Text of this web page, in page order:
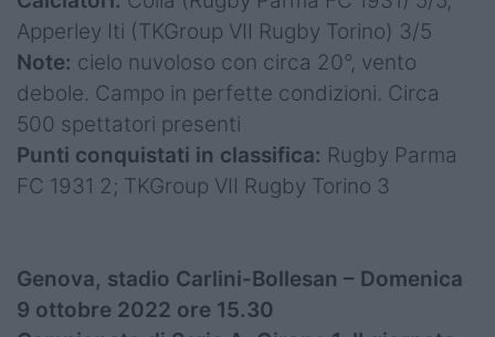
Apperley Iti (TKGroup VII Rugby Torino) 3/5
Note: cielo nuvoloso con circa 20°, vento
debole. Campo in perfette condizioni. Circa
500 spettatori presenti
Punti conquistati in classifica: Rugby Parma
FC 1931 2; TKGroup VII Rugby Torino 3
Genova, stadio Carlini-Bollesan – Domenica
9 ottobre 2022 ore 15.30